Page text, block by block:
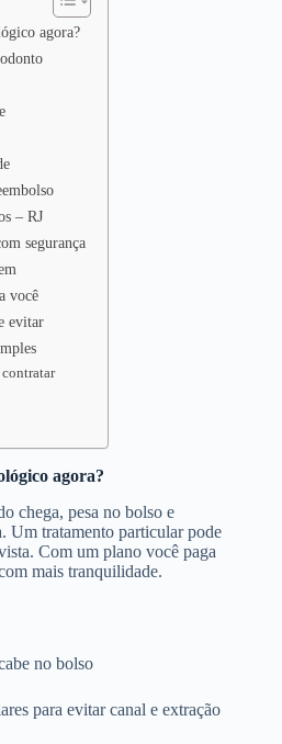
agora?
– RJ
segurança
você
evitar
agora?
chega, pesa no bolso e
Um tratamento particular pode
Com um plano você paga
mais tranquilidade.
no bolso
para evitar canal e extração